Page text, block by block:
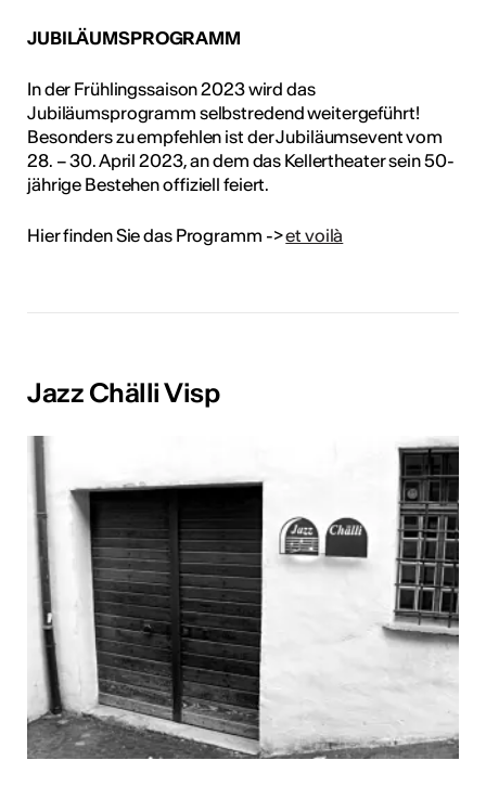
JUBILÄUMSPROGRAMM
In der Frühlingssaison 2023 wird das
Jubiläumsprogramm selbstredend weitergeführt!
Besonders zu empfehlen ist der Jubiläumsevent vom
28. – 30. April 2023, an dem das Kellertheater sein 50-
jährige Bestehen offiziell feiert.
Hier finden Sie das Programm ->et voilà
Jazz Chälli Visp